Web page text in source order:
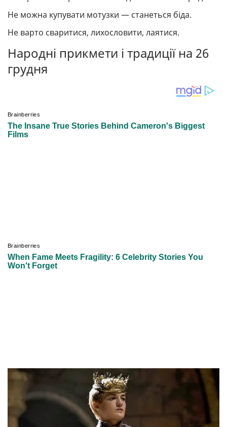
Не можна купувати мотузки — станеться біда.
Не варто сваритися, лихословити, лаятися.
Народні прикмети і традиції на 26
грудня